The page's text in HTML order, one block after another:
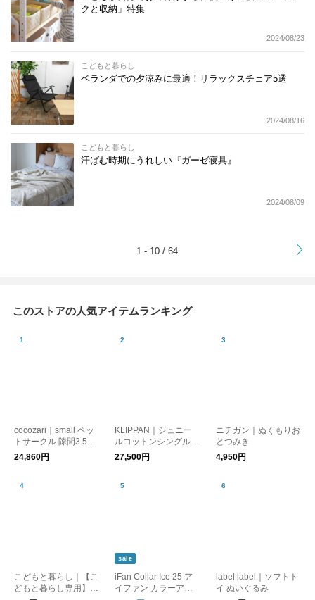
クと収納」特集
2024/08/23
こどもと暮らし
ベランダでの夕涼みに最適！リラックスチェア5選
2024/08/16
こどもと暮らし
汗ばむ時期にうれしい『ガーゼ寝具』
2024/08/09
1 - 10 / 64
このストアの人気アイテムランキング
cocozari｜small ペッ
トサークル 隙間3.5cm
160×80cm 仕切りタイ
24,860円
KLIPPAN｜シュニー
ルコットンシングルブ
ランケット キャンデ
ィー 140cm×200cm
27,500円
ニチガン｜ぬくもりお
とつみき
4,950円
こどもと暮らし｜【こ
どもと暮らし専用】熨
sale
iFan Collar Ice 25 ア
イファン カラーアイ
label label｜ソフトト
イ ぬいぐるみ